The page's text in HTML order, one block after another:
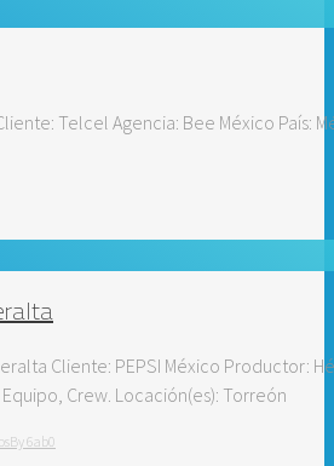
Telcel Agencia: Bee México País:
Cliente: PEPSI México Productor:
Crew. Locación(es): Torreón
By6ab0